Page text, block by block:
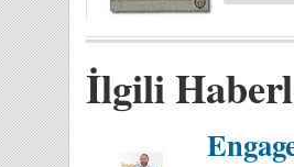
İlgili